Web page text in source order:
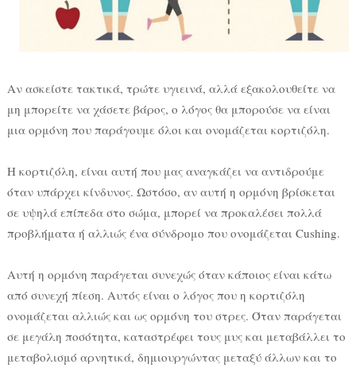
Αν ασκείστε τακτικά, τρώτε υγιεινά, αλλά εξακολουθείτε να
μη μπορείτε να χάσετε βάρος, ο λόγος θα μπορούσε να είναι
μια ορμόνη που παράγουμε όλοι και ονομάζεται κορτιζόλη.
Η κορτιζόλη, είναι αυτή που μας αναγκάζει να αντιδρούμε
όταν υπάρχει κίνδυνος. Ωστόσο, αν αυτή η ορμόνη βρίσκεται
σε υψηλά επίπεδα στο σώμα, μπορεί να προκαλέσει πολλά
προβλήματα ή αλλιώς ένα σύνδρομο που ονομάζεται Cushing.
Αυτή η ορμόνη παράγεται συνεχώς όταν κάποιος είναι κάτω
από συνεχή πίεση. Αυτός είναι ο λόγος που η κορτιζόλη
ονομάζεται αλλιώς και ως ορμόνη του στρες. Όταν παράγεται
σε μεγάλη ποσότητα, καταστρέφει τους μυς και μεταβάλλει το
μεταβολισμό αρνητικά, δημιουργώντας μεταξύ άλλων και το